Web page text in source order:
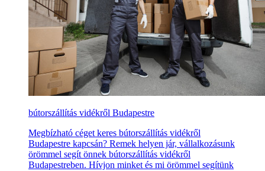
bútorszállítás vidékről Budapestre
Megbízható céget keres bútorszállítás vidékről
Budapestre kapcsán? Remek helyen jár, vállalkozásunk
örömmel segít önnek bútorszállítás vidékről
Budapestreben. Hívjon minket és mi örömmel segítünk